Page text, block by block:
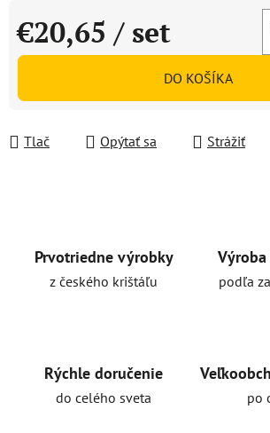
€20,65 / set
Jednotková cena:
DO KOŠÍKA
Tlač Opýtať sa Strážiť
Prvotriedne výrobky
z českého krištáľu podľa
Rýchle doručenie
do celého sveta po